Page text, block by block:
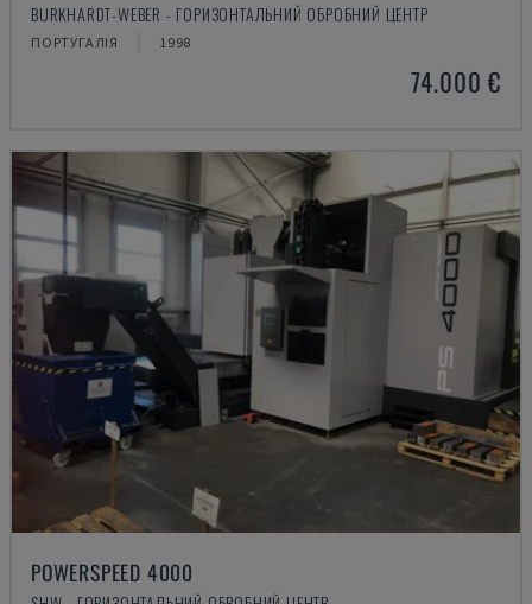
BURKHARDT-WEBER - ГОРИЗОНТАЛЬНИЙ ОБРОБНИЙ ЦЕНТР
ПОРТУГАЛІЯ 1998
74.000 €
POWERSPEED 4000